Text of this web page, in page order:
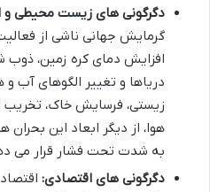
دگرگونی های زیست محیطی و
گرمایش جهانی ناشی از
افزایش دمای کره زمین،
دریاها و تغییر الگوهای
زیستی، فرسایش خاک، تخریب
هوا، از دیگر ابعاد این
به شدت تحت فشار قرار می
دگرگونی های اقتصادی: